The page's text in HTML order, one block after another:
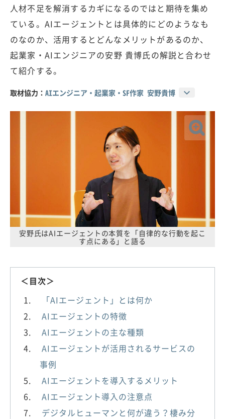
人材不足を解消するカギになるのではと期待を集め
ている。AIエージェントとは具体的にどのようなも
のなのか、活用するとどんなメリットがあるのか、
起業家・AIエンジニアの安野 貴博氏の解説と合わせ
て紹介する。
取材協力： AIエンジニア・起業家・SF作家 安野貴博
安野氏はAIエージェントの本質を「自律的な行動を起こ
す点にある」と語る
＜目次＞
「AIエージェント」とは何か
AIエージェントの特徴
AIエージェントの主な種類
AIエージェントが活用されるサービスの
事例
AIエージェントを導入するメリット
AIエージェント導入の注意点
デジタルヒューマンと何が違う？棲み分